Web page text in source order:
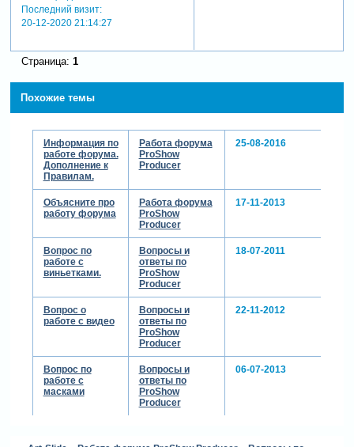
Последний визит:
20-12-2020 21:14:27
Страница: 1
Похожие темы
Информация по
работе форума.
Дополнение к
Правилам.
Работа форума
ProShow
Producer
25-08-2016
Объясните про
работу форума
Работа форума
ProShow
Producer
17-11-2013
Вопрос по
работе с
виньетками.
Вопросы и
ответы по
ProShow
Producer
18-07-2011
Вопрос о
работе с видео
Вопросы и
ответы по
ProShow
Producer
22-11-2012
Вопрос по
работе с
масками
Вопросы и
ответы по
ProShow
Producer
06-07-2013